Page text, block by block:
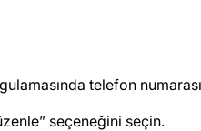
telefon numarası
seçeneğini seçin.